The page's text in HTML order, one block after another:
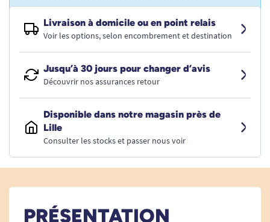
Livraison à domicile ou en point relais
Voir les options, selon encombrement et destination
Jusqu’à 30 jours pour changer d’avis
Découvrir nos assurances retour
Disponible dans notre magasin près de
Lille
Consulter les stocks et passer nous voir
PRÉSENTATION